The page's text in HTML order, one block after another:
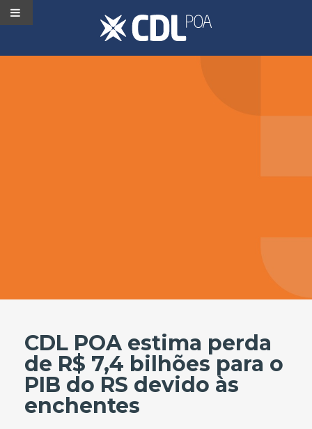
CDL POA estima perda
de R$ 7,4 bilhões para o
PIB do RS devido às
enchentes